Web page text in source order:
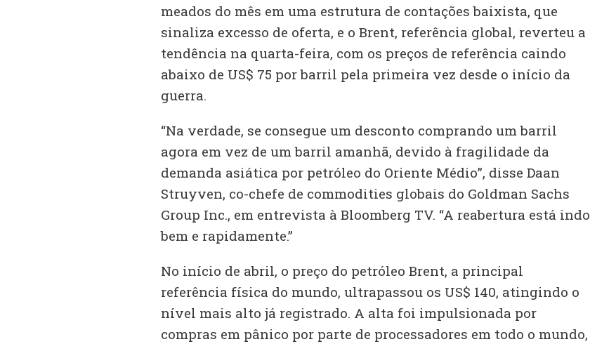
meados do mês em uma estrutura de contações baixista, que
sinaliza excesso de oferta, e o Brent, referência global, reverteu a
tendência na quarta-feira, com os preços de referência caindo
abaixo de US$ 75 por barril pela primeira vez desde o início da
guerra.
“Na verdade, se consegue um desconto comprando um barril
agora em vez de um barril amanhã, devido à fragilidade da
demanda asiática por petróleo do Oriente Médio”, disse Daan
Struyven, co-chefe de commodities globais do Goldman Sachs
Group Inc., em entrevista à Bloomberg TV. “A reabertura está indo
bem e rapidamente.”
No início de abril, o preço do petróleo Brent, a principal
referência física do mundo, ultrapassou os US$ 140, atingindo o
nível mais alto já registrado. A alta foi impulsionada por
compras em pânico por parte de processadores em todo o mundo,